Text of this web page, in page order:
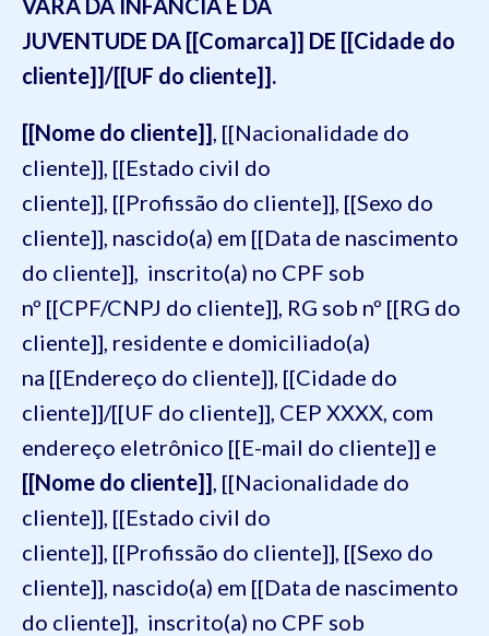
JUVENTUDE DA [[Comarca]] DE [[Cidade do
cliente]]/[[UF do cliente]].
[[Nome do cliente]] , [[Nacionalidade do
cliente]], [[Estado civil do
cliente]], [[Profissão do cliente]], [[Sexo do
cliente]], nascido(a) em [[Data de nascimento
do cliente]], inscrito(a) no CPF sob
nº [[CPF/CNPJ do cliente]], RG sob nº [[RG do
cliente]], residente e domiciliado(a)
na [[Endereço do cliente]], [[Cidade do
cliente]]/[[UF do cliente]], CEP XXXX, com
endereço eletrônico [[E-mail do cliente]] e
[[Nome do cliente]] , [[Nacionalidade do
cliente]], [[Estado civil do
cliente]], [[Profissão do cliente]], [[Sexo do
cliente]], nascido(a) em [[Data de nascimento
do cliente]], inscrito(a) no CPF sob